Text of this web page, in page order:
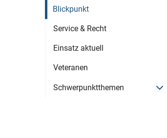
Blickpunkt
Service & Recht
Einsatz aktuell
Veteranen
Schwerpunktthemen